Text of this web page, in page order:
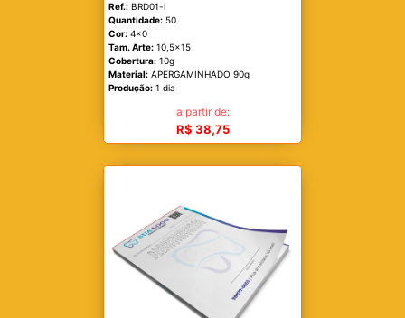
Ref.: BRD01-i
Quantidade: 50
Cor: 4x0
Tam. Arte: 10,5x15
Cobertura: 10g
Material: APERGAMINHADO 90g
Produção: 1 dia
a partir de:
R$ 38,75